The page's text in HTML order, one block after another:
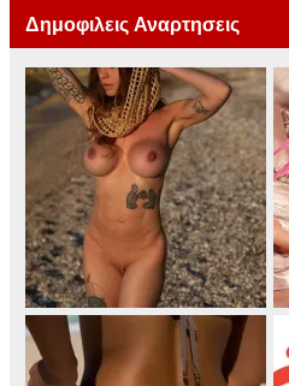
Δημοφιλεις Αναρτησεις